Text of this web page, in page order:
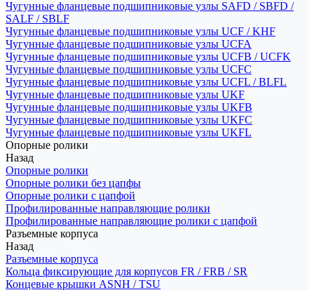
Чугунные фланцевые подшипниковые узлы SAFD / SBFD /
SALF / SBLF
Чугунные фланцевые подшипниковые узлы UCF / KHF
Чугунные фланцевые подшипниковые узлы UCFA
Чугунные фланцевые подшипниковые узлы UCFB / UCFK
Чугунные фланцевые подшипниковые узлы UCFC
Чугунные фланцевые подшипниковые узлы UCFL / BLFL
Чугунные фланцевые подшипниковые узлы UKF
Чугунные фланцевые подшипниковые узлы UKFB
Чугунные фланцевые подшипниковые узлы UKFC
Чугунные фланцевые подшипниковые узлы UKFL
Опорные ролики
Назад
Опорные ролики
Опорные ролики без цапфы
Опорные ролики с цапфой
Профилированные направляющие ролики
Профилированные направляющие ролики с цапфой
Разъемные корпуса
Назад
Разъемные корпуса
Кольца фиксирующие для корпусов FR / FRB / SR
Концевые крышки ASNH / TSU